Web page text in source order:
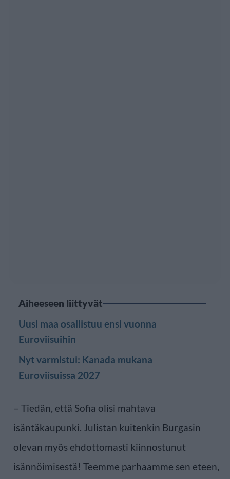
Aiheeseen liittyvät
Uusi maa osallistuu ensi vuonna
Euroviisuihin
Nyt varmistui: Kanada mukana
Euroviisuissa 2027
– Tiedän, että Sofia olisi mahtava
isäntäkaupunki. Julistan kuitenkin Burgasin
olevan myös ehdottomasti kiinnostunut
isännöimisestä! Teemme parhaamme sen eteen,